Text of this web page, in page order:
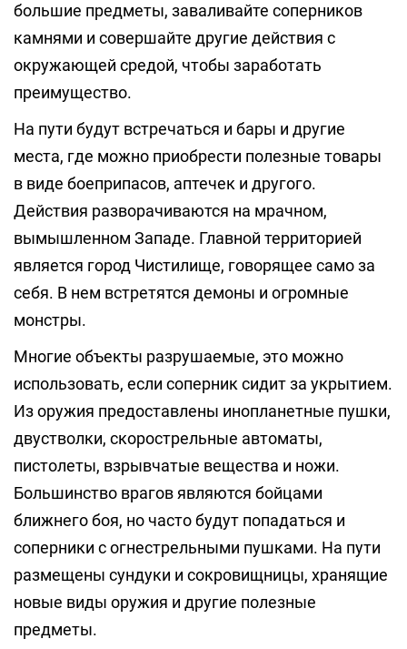
большие предметы, заваливайте соперников
камнями и совершайте другие действия с
окружающей средой, чтобы заработать
преимущество.
На пути будут встречаться и бары и другие
места, где можно приобрести полезные товары
в виде боеприпасов, аптечек и другого.
Действия разворачиваются на мрачном,
вымышленном Западе. Главной территорией
является город Чистилище, говорящее само за
себя. В нем встретятся демоны и огромные
монстры.
Многие объекты разрушаемые, это можно
использовать, если соперник сидит за укрытием.
Из оружия предоставлены инопланетные пушки,
двустволки, скорострельные автоматы,
пистолеты, взрывчатые вещества и ножи.
Большинство врагов являются бойцами
ближнего боя, но часто будут попадаться и
соперники с огнестрельными пушками. На пути
размещены сундуки и сокровищницы, хранящие
новые виды оружия и другие полезные
предметы.